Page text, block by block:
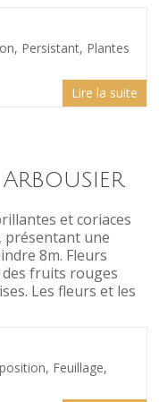
, Persistant, Plantes
Lire la suite
et coriaces
présentant une
8m. Fleurs
fruits rouges
Les fleurs et les
, Feuillage,